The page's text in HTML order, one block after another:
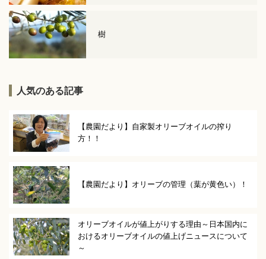
樹
人気のある記事
【農園だより】自家製オリーブオイルの搾り
方！！
【農園だより】オリーブの管理（葉が黄色い）！
オリーブオイルが値上がりする理由～日本国内に
おけるオリーブオイルの値上げニュースについて
～